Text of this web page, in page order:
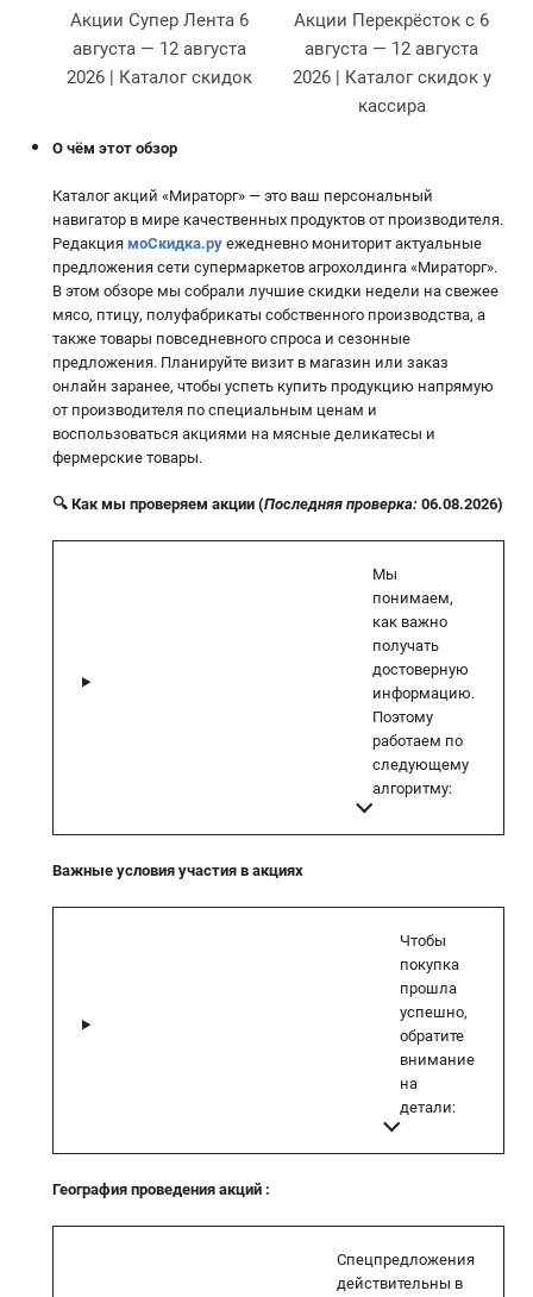
Акции Супер Лента 6
августа — 12 августа
2026 | Каталог скидок
Акции Перекрёсток с 6
августа — 12 августа
2026 | Каталог скидок у
кассира
О чём этот обзор
Каталог акций «Мираторг» — это ваш персональный
навигатор в мире качественных продуктов от производителя.
Редакция моСкидка.ру ежедневно мониторит актуальные
предложения сети супермаркетов агрохолдинга «Мираторг».
В этом обзоре мы собрали лучшие скидки недели на свежее
мясо, птицу, полуфабрикаты собственного производства, а
также товары повседневного спроса и сезонные
предложения. Планируйте визит в магазин или заказ
онлайн заранее, чтобы успеть купить продукцию напрямую
от производителя по специальным ценам и
воспользоваться акциями на мясные деликатесы и
фермерские товары.
🔍 Как мы проверяем акции (Последняя проверка: 06.08.2026)
Мы
понимаем,
как важно
получать
достоверную
информацию.
Поэтому
работаем по
следующему
алгоритму:
Важные условия участия в акциях
Чтобы
покупка
прошла
успешно,
обратите
внимание
на
детали:
География проведения акций :
Спецпредложения
действительны в